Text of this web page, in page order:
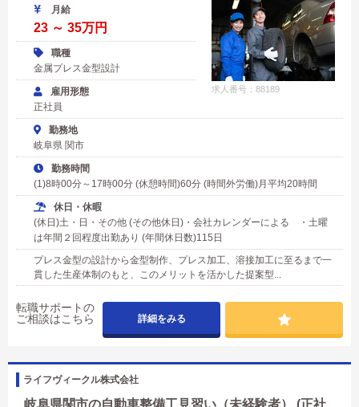
求人番号：88189
月給
23 ～ 35万円
職種
金属プレス金型設計
雇用形態
正社員
勤務地
岐阜県 関市
勤務時間
(1)8時00分～17時00分 (休憩時間)60分 (時間外労働)月平均20時間
休日・休暇
(休日)土・日・その他 (その他休日)・会社カレンダーによる ・土曜
は年間２回程度出勤あり (年間休日数)115日
プレス金型の設計から金型制作、プレス加工、溶接加工に至るまで一
貫した生産体制のもと、このメリットを活かした提案型...
転職サポートの
ご相談はこちら
詳細をみる
ライフヴィークル株式会社